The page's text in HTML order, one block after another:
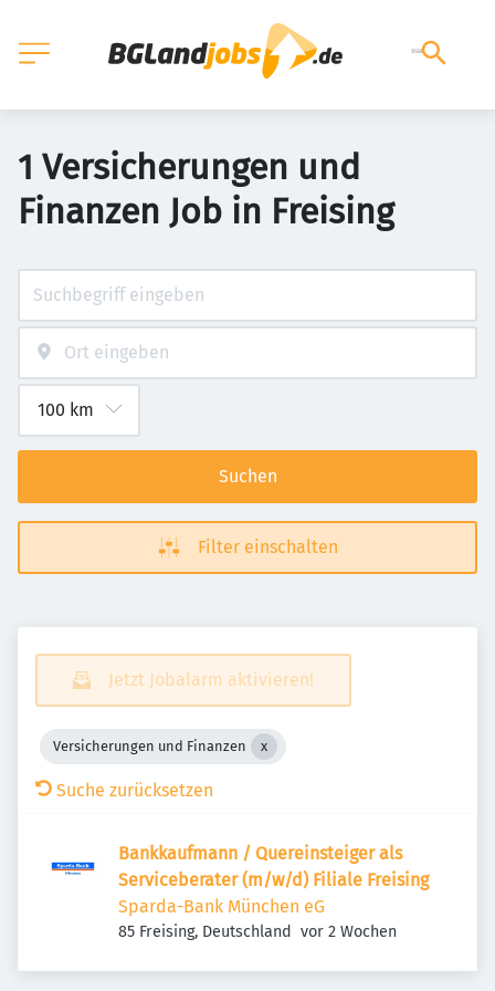
1 Versicherungen und
Finanzen Job in Freising
Suchen
Filter einschalten
Jetzt Jobalarm aktivieren!
Versicherungen und Finanzen
Suche zurücksetzen
Bankkaufmann / Quereinsteiger als
Serviceberater (m/w/d) Filiale Freising
Sparda-Bank München eG
85 Freising, Deutschland Veröffentlicht
vor 2 Wochen